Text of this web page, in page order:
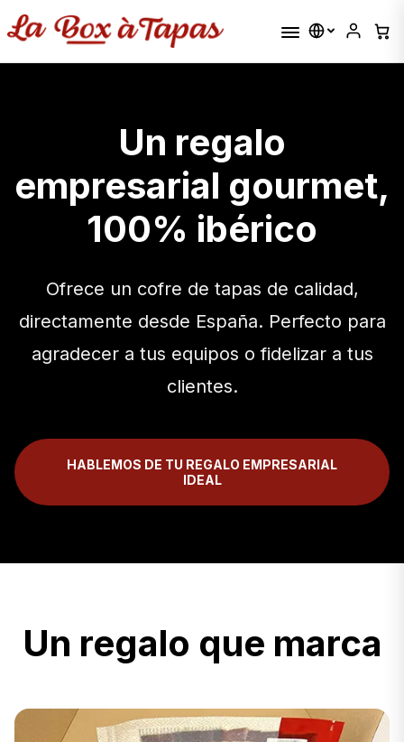
Un regalo
empresarial gourmet,
100% ibérico
Ofrece un cofre de tapas de calidad,
directamente desde España. Perfecto para
agradecer a tus equipos o fidelizar a tus
clientes.
HABLEMOS DE TU REGALO EMPRESARIAL
IDEAL
Un regalo que marca